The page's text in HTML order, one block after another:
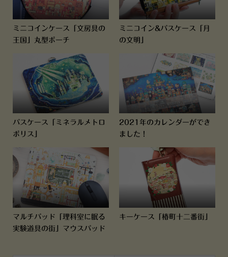
ミニコインケース「文房具の
王国」丸型ポーチ
ミニコイン&パスケース「月
の文明」
パスケース「ミネラルメトロ
ポリス」
2021年のカレンダーができ
ました！
マルチパッド「理科室に眠る
実験道具の街」マウスパッド
キーケース「椿町十二番街」